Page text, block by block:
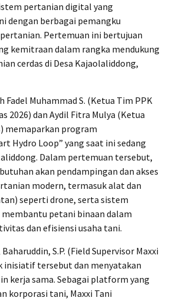
pertanian digital yang
dengan berbagai pemangku
Pertemuan ini bertujuan
kemitraan dalam rangka mendukung
cerdas di Desa Kajaolaliddong,
Muhammad S. (Ketua Tim PPK
2026) dan Aydil Fitra Mulya (Ketua
memaparkan program
Hydro Loop” yang saat ini sedang
Dalam pertemuan tersebut,
akan pendampingan dan akses
modern, termasuk alat dan
seperti drone, serta sistem
petani binaan dalam
dan efisiensi usaha tani.
S.P. (Field Supervisor Maxxi
inisiatif tersebut dan menyatakan
kerja sama. Sebagai platform yang
korporasi tani, Maxxi Tani